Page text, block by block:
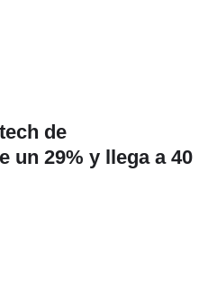
de
un 29% y llega a 40